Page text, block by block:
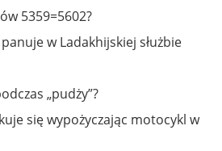
5359=5602?
w Ladakhijskiej służbie
„pudży”?
się wypożyczając motocykl w